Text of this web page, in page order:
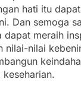
hati itu
Dan semoga
dapat meraih
nilai-nilai